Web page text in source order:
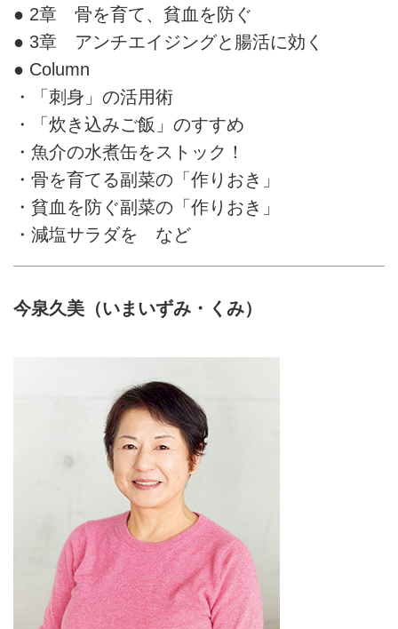
● 2章 骨を育て、貧血を防ぐ
● 3章 アンチエイジングと腸活に効く
● Column
・「刺身」の活用術
・「炊き込みご飯」のすすめ
・魚介の水煮缶をストック！
・骨を育てる副菜の「作りおき」
・貧血を防ぐ副菜の「作りおき」
・減塩サラダを など
今泉久美（いまいずみ・くみ）